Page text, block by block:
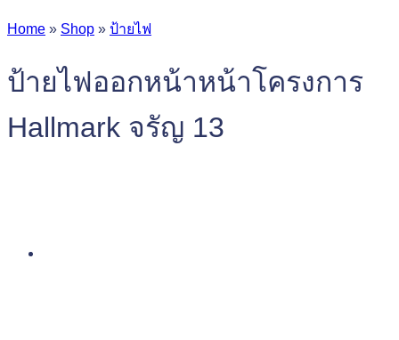
Home » Shop » ป้ายไฟ
ป้ายไฟออกหน้าหน้าโครงการ
Hallmark จรัญ 13